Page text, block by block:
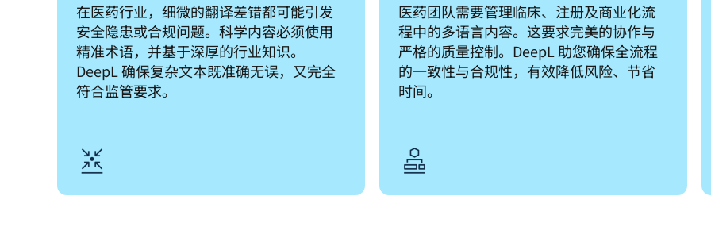
在医药行业，细微的翻译差错都可能引发
安全隐患或合规问题。科学内容必须使用
精准术语，并基于深厚的行业知识。
DeepL 确保复杂文本既准确无误，又完全
符合监管要求。
医药团队需要管理临床、注册及商业化流
程中的多语言内容。这要求完美的协作与
严格的质量控制。DeepL 助您确保全流程
的一致性与合规性，有效降低风险、节省
时间。